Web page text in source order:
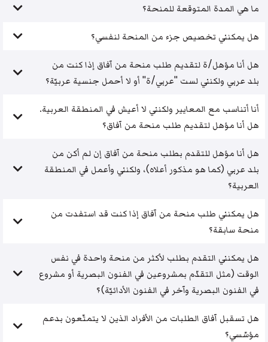
ما هي المدة المتوقعة للمنحة؟
هل يمكنني تخصيص جزء من المنحة لنفسي؟
هل أنا مؤهل/ة لتقديم طلب منحة من آفاق إذا كنت من
بلد عربي ولكنني لست "عربي/ة" أو لا أحمل جنسية عربيّة؟
أنا أتناسب مع المعايير ولكنني لا أعيش في المنطقة العربية.
هل أنا مؤهل لتقديم طلب منحة من آفاق؟
هل أنا مؤهل للتقدم بطلب منحة من آفاق إن لم أكن من
بلد عربي (كما هو مذكور أعلاه)، ولكنني وأعمل في المنطقة
العربية؟
هل يمكنني طلب منحة من آفاق إذا كنت قد استفدت من
منحة سابقة؟
هل يمكنني التقدم بطلب لأكثر من منحة واحدة في نفس
الوقت (مثل التقدّم بمشروعين في الفنون البصرية أو مشروع
في الفنون البصرية وآخر في الفنون الأدائيّة)؟
هل تسقبل آفاق الطلبات من الأفراد الذين لا يتمتّعون بدعم
مؤسّسي؟